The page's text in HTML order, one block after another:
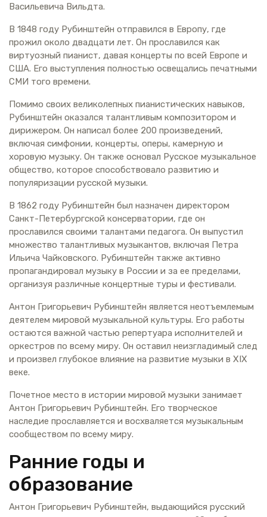
Васильевича Вильдта.
В 1848 году Рубинштейн отправился в Европу, где
прожил около двадцати лет. Он прославился как
виртуозный пианист, давая концерты по всей Европе и
США. Его выступления полностью освещались печатными
СМИ того времени.
Помимо своих великолепных пианистических навыков,
Рубинштейн оказался талантливым композитором и
дирижером. Он написал более 200 произведений,
включая симфонии, концерты, оперы, камерную и
хоровую музыку. Он также основал Русское музыкальное
общество, которое способствовало развитию и
популяризации русской музыки.
В 1862 году Рубинштейн был назначен директором
Санкт-Петербургской консерватории, где он
прославился своими талантами педагога. Он выпустил
множество талантливых музыкантов, включая Петра
Ильича Чайковского. Рубинштейн также активно
пропагандировал музыку в России и за ее пределами,
организуя различные концертные туры и фестивали.
Антон Григорьевич Рубинштейн является неотъемлемым
деятелем мировой музыкальной культуры. Его работы
остаются важной частью репертуара исполнителей и
оркестров по всему миру. Он оставил неизгладимый след
и произвел глубокое влияние на развитие музыки в XIX
веке.
Почетное место в истории мировой музыки занимает
Антон Григорьевич Рубинштейн. Его творческое
наследие прославляется и восхваляется музыкальным
сообществом по всему миру.
Ранние годы и
образование
Антон Григорьевич Рубинштейн, выдающийся русский